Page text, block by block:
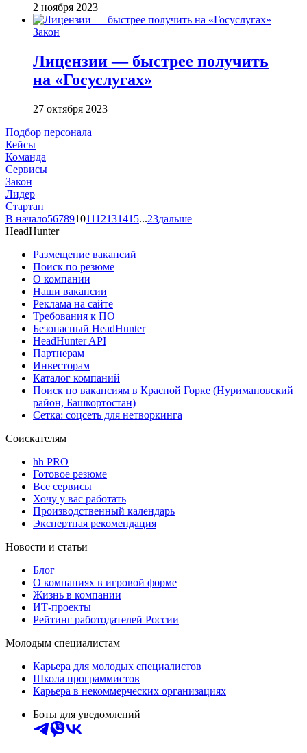
2 ноября 2023
Закон
Лицензии — быстрее получить
на «Госуслугах»
27 октября 2023
Подбор персонала
Кейсы
Команда
Сервисы
Закон
Лидер
Стартап
В начало56789101112131415...23дальше
HeadHunter
Размещение вакансий
Поиск по резюме
О компании
Наши вакансии
Реклама на сайте
Требования к ПО
Безопасный HeadHunter
HeadHunter API
Партнерам
Инвесторам
Каталог компаний
Поиск по вакансиям в Красной Горке (Нуримановский
район, Башкортостан)
Сетка: соцсеть для нетворкинга
Соискателям
hh PRO
Готовое резюме
Все сервисы
Хочу у вас работать
Производственный календарь
Экспертная рекомендация
Новости и статьи
Блог
О компаниях в игровой форме
Жизнь в компании
ИТ-проекты
Рейтинг работодателей России
Молодым специалистам
Карьера для молодых специалистов
Школа программистов
Карьера в некоммерческих организациях
Боты для уведомлений